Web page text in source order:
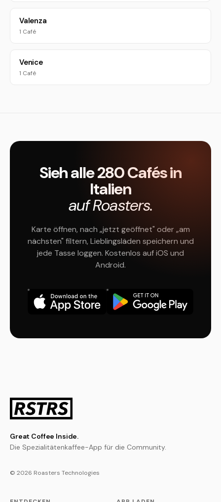
Valenza
1 Café
Venice
1 Café
Sieh alle 280 Cafés in
Italien
auf Roasters.
Karte öffnen, nach „jetzt geöffnet" oder „am
nächsten" filtern, Lieblingsläden speichern und
jede Tasse loggen. Kostenlos auf iOS und
Android.
Great Coffee Inside.
Die Spezialitätenkaffee-App für die Community.
© 2026 Roasters Technologies